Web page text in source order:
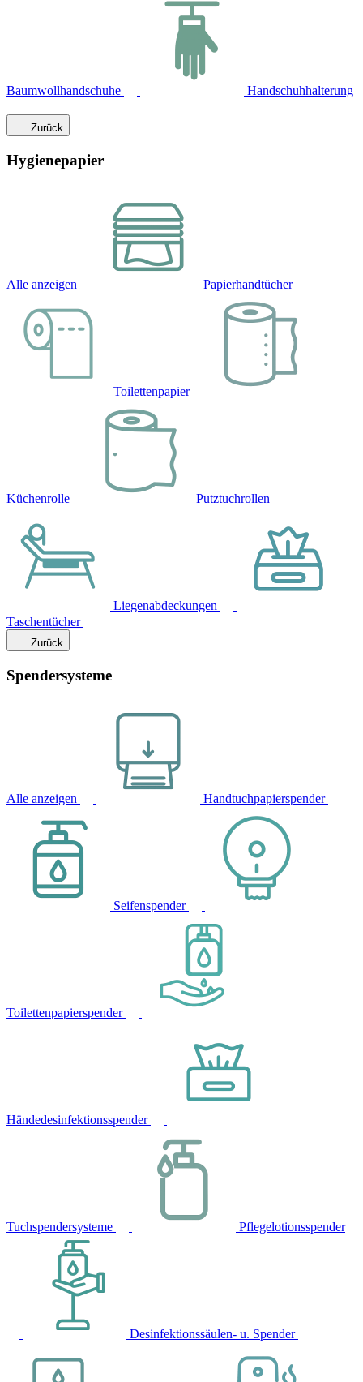
Baumwollhandschuhe Handschuhhalterung
Zurück
Hygienepapier
Alle anzeigen Papierhandtücher
Toilettenpapier
Küchenrolle Putztuchrollen
Liegenabdeckungen
Taschentücher
Zurück
Spendersysteme
Alle anzeigen Handtuchpapierspender
Seifenspender
Toilettenpapierspender
Händedesinfektionsspender
Tuchspendersysteme Pflegelotionsspender
Desinfektionssäulen- u. Spender